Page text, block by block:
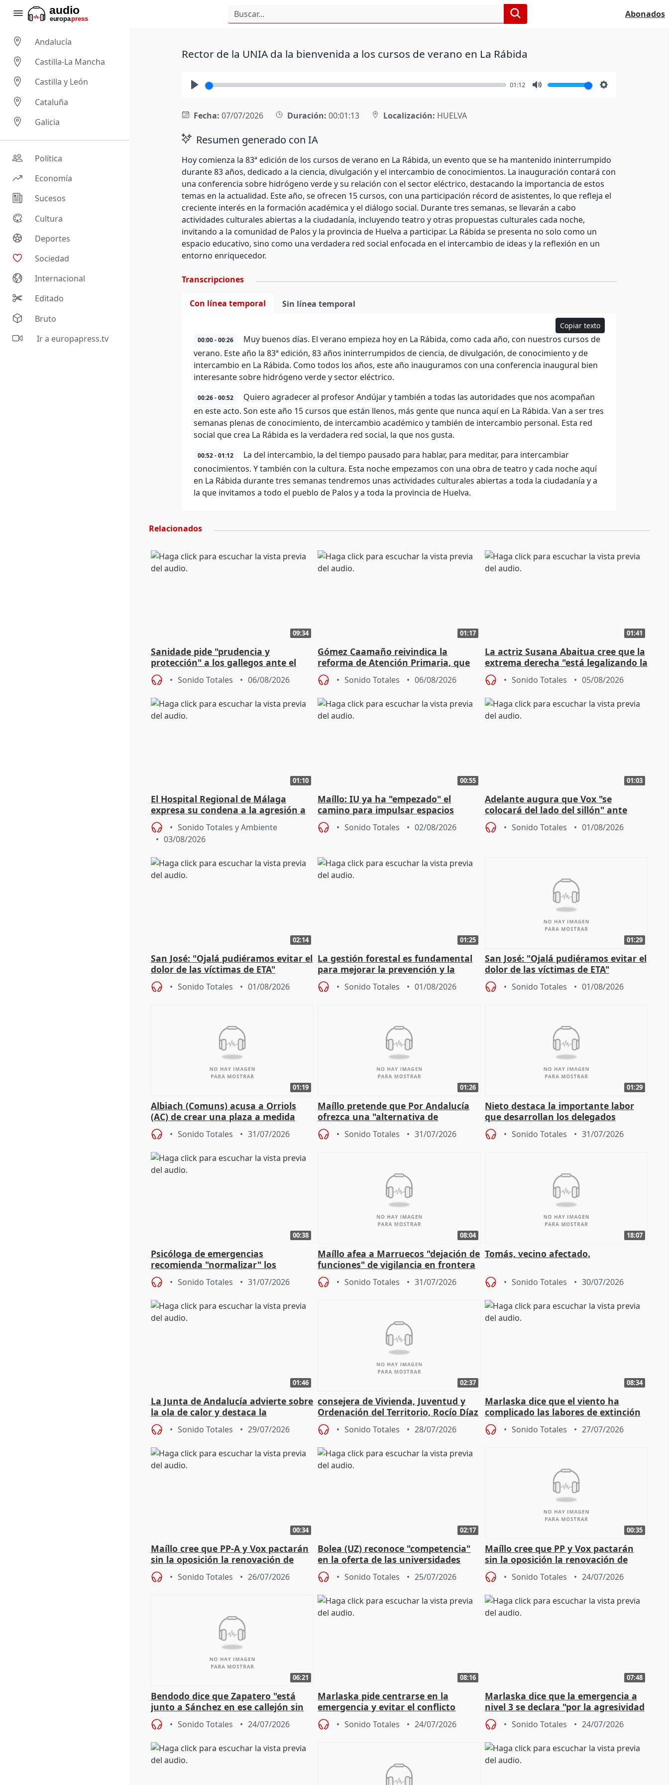
Abonados
Andalucía
Castilla-La Mancha
Castilla y León
Cataluña
Galicia
Política
Economía
Sucesos
Cultura
Deportes
Sociedad
Internacional
Editado
Bruto
Ir a europapress.tv
Rector de la UNIA da la bienvenida a los cursos de verano en La Rábida
01:12
Fecha: 07/07/2026 Duración: 00:01:13 Localización: HUELVA
Resumen generado con IA
Hoy comienza la 83ª edición de los cursos de verano en La Rábida, un evento que se ha mantenido ininterrumpido
durante 83 años, dedicado a la ciencia, divulgación y el intercambio de conocimientos. La inauguración contará con
una conferencia sobre hidrógeno verde y su relación con el sector eléctrico, destacando la importancia de estos
temas en la actualidad. Este año, se ofrecen 15 cursos, con una participación récord de asistentes, lo que refleja el
creciente interés en la formación académica y el diálogo social. Durante tres semanas, se llevarán a cabo
actividades culturales abiertas a la ciudadanía, incluyendo teatro y otras propuestas culturales cada noche,
invitando a la comunidad de Palos y la provincia de Huelva a participar. La Rábida se presenta no solo como un
espacio educativo, sino como una verdadera red social enfocada en el intercambio de ideas y la reflexión en un
entorno enriquecedor.
Transcripciones
Con línea temporal Sin línea temporal
Copiar texto
00:00 - 00:26
Muy buenos días. El verano empieza hoy en La Rábida, como cada año, con nuestros cursos de
verano. Este año la 83ª edición, 83 años ininterrumpidos de ciencia, de divulgación, de conocimiento y de
intercambio en La Rábida. Como todos los años, este año inauguramos con una conferencia inaugural bien
interesante sobre hidrógeno verde y sector eléctrico.
00:26 - 00:52
Quiero agradecer al profesor Andújar y también a todas las autoridades que nos acompañan
en este acto. Son este año 15 cursos que están llenos, más gente que nunca aquí en La Rábida. Van a ser tres
semanas plenas de conocimiento, de intercambio académico y también de intercambio personal. Esta red
social que crea La Rábida es la verdadera red social, la que nos gusta.
00:52 - 01:12
La del intercambio, la del tiempo pausado para hablar, para meditar, para intercambiar
conocimientos. Y también con la cultura. Esta noche empezamos con una obra de teatro y cada noche aquí
en La Rábida durante tres semanas tendremos unas actividades culturales abiertas a toda la ciudadanía y a
la que invitamos a todo el pueblo de Palos y a toda la provincia de Huelva.
Relacionados
09:34
Sanidade pide "prudencia y
protección" a los gallegos ante el
eclipse del 12 de agosto
Sonido Totales 06/08/2026
01:17
Gómez Caamaño reivindica la
reforma de Atención Primaria, que
reforzará la autogestión
Sonido Totales 06/08/2026
01:41
La actriz Susana Abaitua cree que la
extrema derecha "está legalizando la
homofobia"
Sonido Totales 05/08/2026
01:10
El Hospital Regional de Málaga
expresa su condena a la agresión a
dos enfermeras de Urgencias
Sonido Totales y Ambiente
03/08/2026
00:55
Maíllo: IU ya ha "empezado" el
camino para impulsar espacios
unitarios para las municipales
Sonido Totales 02/08/2026
01:03
Adelante augura que Vox "se
colocará del lado del sillón" ante
iniciativas de la oposición
Sonido Totales 01/08/2026
02:14
San José: "Ojalá pudiéramos evitar el
dolor de las víctimas de ETA"
Sonido Totales 01/08/2026
01:25
La gestión forestal es fundamental
para mejorar la prevención y la
actuación frente a incendios
Sonido Totales 01/08/2026
01:29
San José: "Ojalá pudiéramos evitar el
dolor de las víctimas de ETA"
Sonido Totales 01/08/2026
01:19
Albiach (Comuns) acusa a Orriols
(AC) de crear una plaza a medida
para su hija en Ripoll (Girona)
Sonido Totales 31/07/2026
01:26
Maíllo pretende que Por Andalucía
ofrezca una "alternativa de
gobierno" con su labor de oposición
Sonido Totales 31/07/2026
01:29
Nieto destaca la importante labor
que desarrollan los delegados
territoriales de la Junta
Sonido Totales 31/07/2026
00:38
Psicóloga de emergencias
recomienda "normalizar" los
síntomas tras sufrir un incendio
Sonido Totales 31/07/2026
08:04
Maíllo afea a Marruecos "dejación de
funciones" de vigilancia en frontera
con Ceuta
Sonido Totales 31/07/2026
18:07
Tomás, vecino afectado.
Sonido Totales 30/07/2026
01:46
La Junta de Andalucía advierte sobre
la ola de calor y destaca la
importancia de la prevención
Sonido Totales 29/07/2026
02:37
consejera de Vivienda, Juventud y
Ordenación del Territorio, Rocío Díaz
Sonido Totales 28/07/2026
08:34
Marlaska dice que el viento ha
complicado las labores de extinción
durante la madrugada
Sonido Totales 27/07/2026
00:34
Maíllo cree que PP-A y Vox pactarán
sin la oposición la renovación de
órganos como el Defensor
Sonido Totales 26/07/2026
02:17
Bolea (UZ) reconoce "competencia"
en la oferta de las universidades
privadas
Sonido Totales 25/07/2026
00:35
Maíllo cree que PP y Vox pactarán
sin la oposición la renovación de
órganos como el Defensor
Sonido Totales 24/07/2026
06:21
Bendodo dice que Zapatero "está
junto a Sánchez en ese callejón sin
salida
Sonido Totales 24/07/2026
08:16
Marlaska pide centrarse en la
emergencia y evitar el conflicto
político
Sonido Totales 24/07/2026
07:48
Marlaska dice que la emergencia a
nivel 3 se declara "por la agresividad
de los incendios"
Sonido Totales 24/07/2026